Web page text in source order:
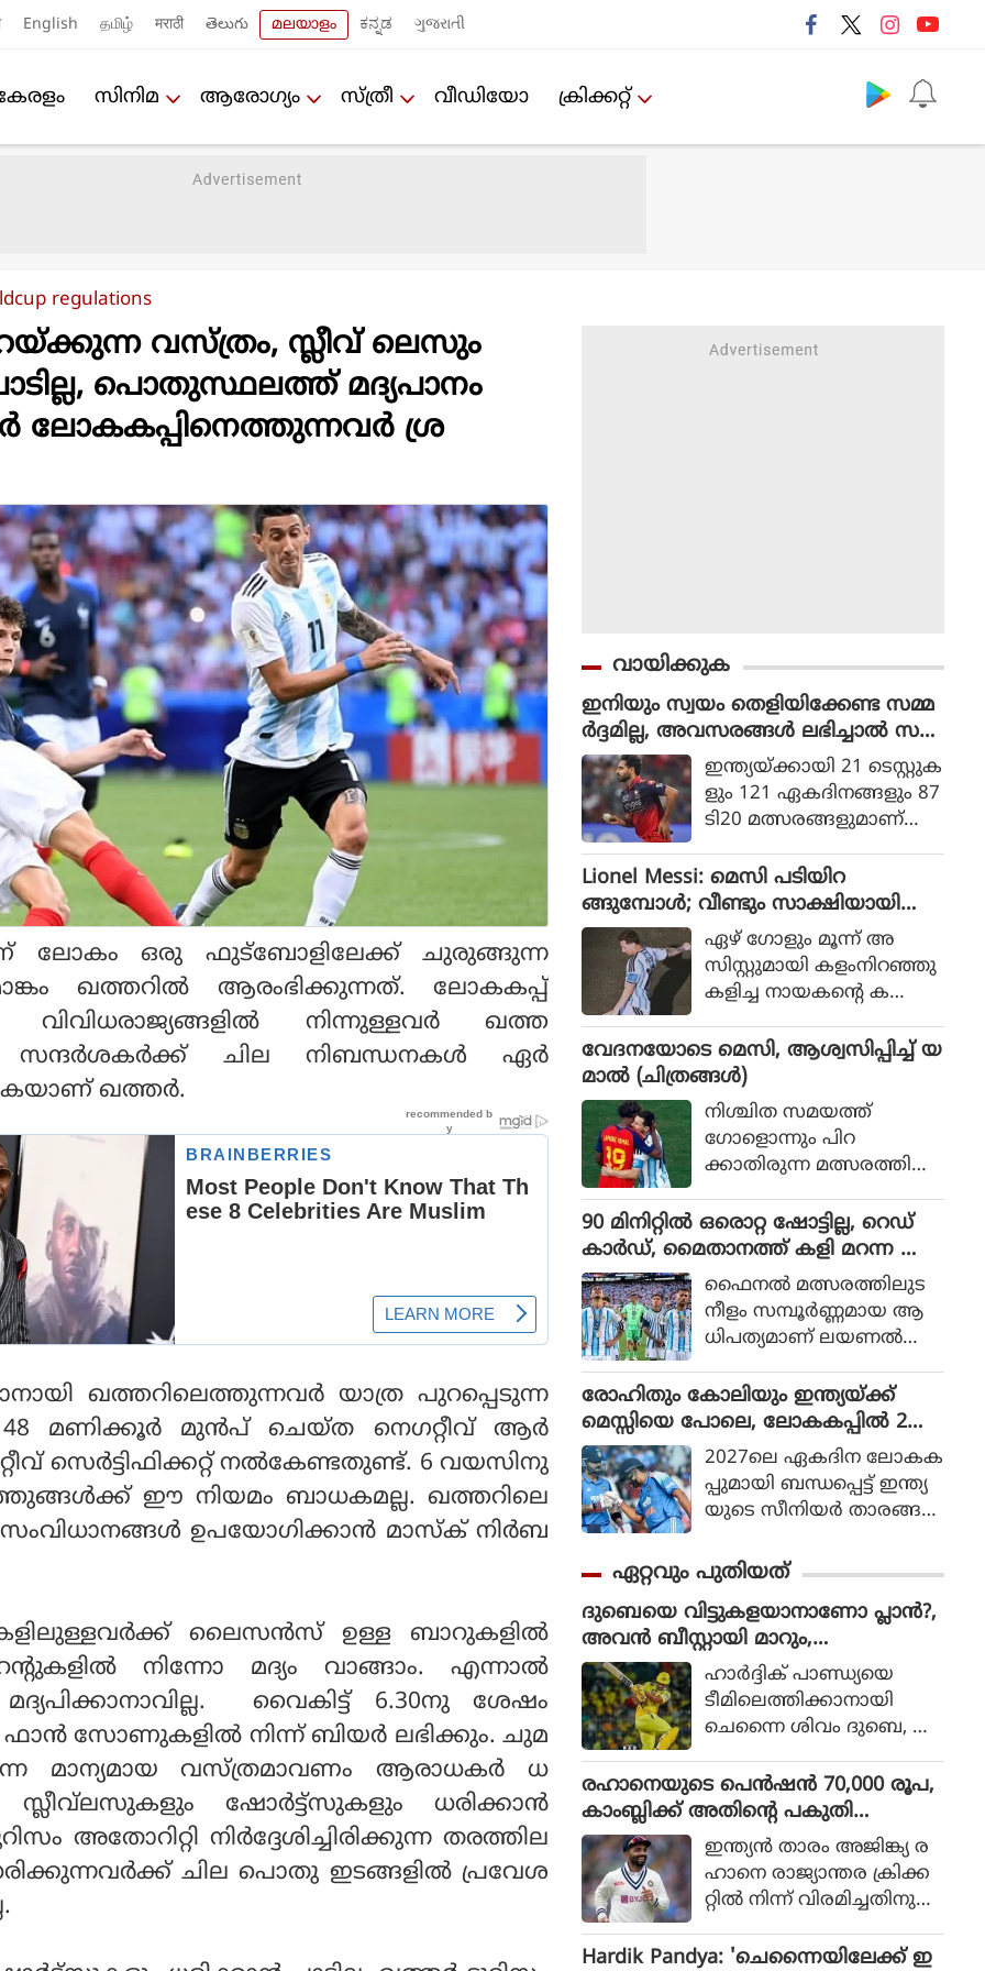
English தமிழ் मराठी తెలుగు മലയാളം ಕನ್ನಡ ગુજરાતી
സിനിമ ആരോഗ്യം സ്ത്രീ വീഡിയോ ക്രിക്കറ്റ്‌
regulations
വസ്ത്രം, സ്ലീവ് ലെസും
പൊതുസ്ഥലത്ത് മദ്യപാനം
ലോകകപ്പിനെത്തുന്നവർ ശ്ര
ലോകം ഒരു ഫുട്ബോളിലേക്ക് ചുരുങ്ങുന്ന
ഖത്തറിൽ ആരംഭിക്കുന്നത്. ലോകകപ്പ്
വിവിധരാജ്യങ്ങളിൽ നിന്നുള്ളവർ ഖത്ത
സന്ദർശകർക്ക് ചില നിബന്ധനകൾ ഏർ
ഖത്തർ.
ഖത്തറിലെത്തുന്നവർ യാത്ര പുറപ്പെടുന്ന
48 മണിക്കൂർ മുൻപ് ചെയ്ത നെഗറ്റീവ് ആർ
സെർട്ടിഫിക്കറ്റ് നൽകേണ്ടതുണ്ട്. 6 വയസിനു
ഈ നിയമം ബാധകമല്ല. ഖത്തറിലെ
ഉപയോഗിക്കാൻ മാസ്ക് നിർബ
ലൈസൻസ് ഉള്ള ബാറുകളിൽ
നിന്നോ മദ്യം വാങ്ങാം. എന്നാൽ
വൈകിട്ട് 6.30നു ശേഷം
ഫാൻ സോണുകളിൽ നിന്ന് ബിയർ ലഭിക്കും. ചുമ
മാന്യമായ വസ്ത്രമാവണം ആരാധകർ ധ
സ്ലീവ്‌ലസുകളും ഷോർട്ട്സുകളും ധരിക്കാൻ
അതോറിറ്റി നിർദ്ദേശിച്ചിരിക്കുന്ന തരത്തില
ചില പൊതു ഇടങ്ങളിൽ പ്രവേശ
വായിക്കുക
ഇനിയും സ്വയം തെളിയിക്കേണ്ട സമ്മ
ർദ്ദമില്ല, അവസരങ്ങൾ ലഭിച്ചാൽ സ
ന്തോഷം അത്രമാത്രം : ഭുവനേശ്വർ
കുമാർ
ഇന്ത്യയ്ക്കായി 21 ടെസ്റ്റുക
ളും 121 ഏകദിനങ്ങളും 87
ടി20 മത്സരങ്ങളുമാണ്
ളിച്ചിട്ടുള്ളത്.
Lionel Messi: മെസി പടിയിറ
ങ്ങുമ്പോൾ; വീണ്ടും സാക്ഷിയായി
മെറ്റ്‌ലൈഫ് ഏഴ് ഗോളും മൂന്ന് അ
സിസ്റ്റുമായി കളംനിറഞ്ഞു
കളിച്ച നായകന്റെ ക
36 വർഷങ്ങൾക്കു ശേഷം
വിശ്വകിരീടം
വേദനയോടെ മെസി, ആശ്വസിപ്പിച്ച് യ
മാൽ (ചിത്രങ്ങൾ)
നിശ്ചിത സമയത്ത്
ഗോളൊന്നും പിറ
ക്കാതിരുന്ന മത്സരത്തിൽ
സ്‌പെയിൻ ഗോൾ നേടിയ
ത്
90 മിനിറ്റിൽ ഒരൊറ്റ ഷോട്ടില്ല, റെഡ്
കാർഡ്, മൈതാനത്ത് കളി മറന്ന അർ
ജൻ്റീന, സ്പെയിനിന് മാത്രം അർഹത
പ്പെട്ട കിരീടം
ഫൈനല്‍ മത്സരത്തിലുട
നീളം സമ്പൂര്‍ണ്ണമായ ആ
ധിപത്യമാണ് ലയണല്‍
യുടെ മുകളില്‍ സ്‌പെയിന്‍
ചെലുത്തിയത്.
രോഹിതും കോലിയും ഇന്ത്യയ്ക്ക്
മെസ്സിയെ പോലെ, ലോകകപ്പിൽ 2
പേരും കളിക്കണമെന്ന് മുഹമ്മദ്
കൈഫ്
2027ലെ ഏകദിന ലോകക
പ്പുമായി ബന്ധപ്പെട്ട് ഇന്ത്യ
യുടെ സീനിയര്‍ താരങ്ങ
യുടെയും വിരാട്
കോലിയുടെയും ഭാവിയെ
സംബന്ധിച്ചുള്ള ചര്‍ച്ചകള്‍
കൊഴുക്കുന്നതിനിടെ വിഷ
യത്തില്‍ പ്രതികരണ
വുമായി മുന്‍ ഇന്ത്യന്‍
താരം മുഹമ്മദ് കൈഫ്.
ഏറ്റവും പുതിയത്
ദുബെയെ വിട്ടുകളയാനാണോ പ്ലാൻ?,
അവൻ ബീസ്റ്റായി മാറും,
ചെന്നൈയ്ക്ക് മുന്നറിയിപ്പ് നൽകി അ
ശ്വിൻ
ഹാര്‍ദ്ദിക് പാണ്ഡ്യയെ
ടീമിലെത്തിക്കാനായി
ചെന്നൈ ശിവം ദുബെ, ഖ
ങ്ങളെ വിട്ടുനല്‍കുമെന്ന്
കഴിഞ്ഞ ദിവസങ്ങളില്‍
റിപ്പോര്‍ട്ടുക
ളുണ്ടായിരുന്നു. എന്നാല്‍
ചെന്നൈ ദുബെയെ
കൈവിട്ടാല്‍ അതൊരു വ
ലിയ നഷ്ടമാകുമെന്നാണ്
മുന്‍ ചെന്നൈ സൂപ്പര്‍
രഹാനെയുടെ പെൻഷൻ 70,000 രൂപ,
കാംബ്ലിക്ക് അതിന്റെ പകുതി
പോലുമില്ല; കാരണം ഇതാണ്
ഇന്ത്യൻ താരം അജിങ്ക്യ ര
ഹാനെ രാജ്യാന്തര ക്രിക്ക
റ്റിൽ നിന്ന് വിരമിച്ചതിനു
യുടെ പെൻഷൻ സമ്പ്ര
Hardik Pandya: 'ചെന്നൈയിലേക്ക് ഇ